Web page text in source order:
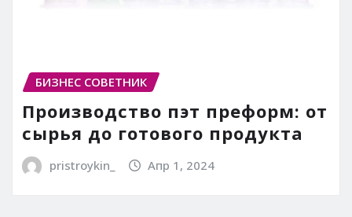
БИЗНЕС СОВЕТНИК
Производство пэт преформ: от
сырья до готового продукта
pristroykin_ Апр 1, 2024